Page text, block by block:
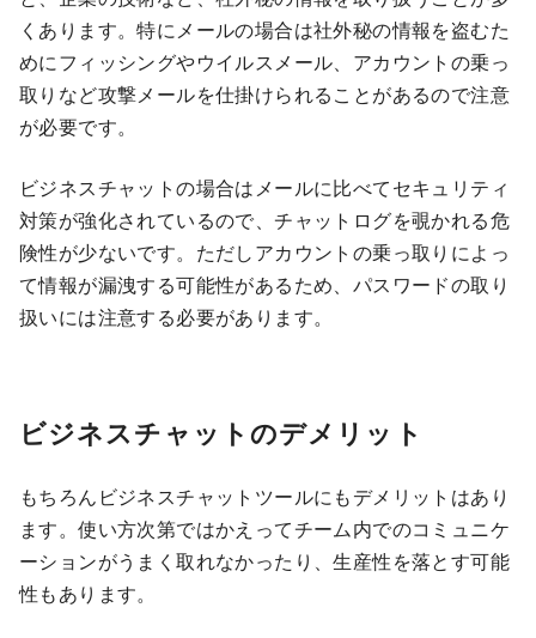
くあります。特にメールの場合は社外秘の情報を盗むた
めにフィッシングやウイルスメール、アカウントの乗っ
取りなど攻撃メールを仕掛けられることがあるので注意
が必要です。
ビジネスチャットの場合はメールに比べてセキュリティ
対策が強化されているので、チャットログを覗かれる危
険性が少ないです。ただしアカウントの乗っ取りによっ
て情報が漏洩する可能性があるため、パスワードの取り
扱いには注意する必要があります。
ビジネスチャットのデメリット
もちろんビジネスチャットツールにもデメリットはあり
ます。使い方次第ではかえってチーム内でのコミュニケ
ーションがうまく取れなかったり、生産性を落とす可能
性もあります。